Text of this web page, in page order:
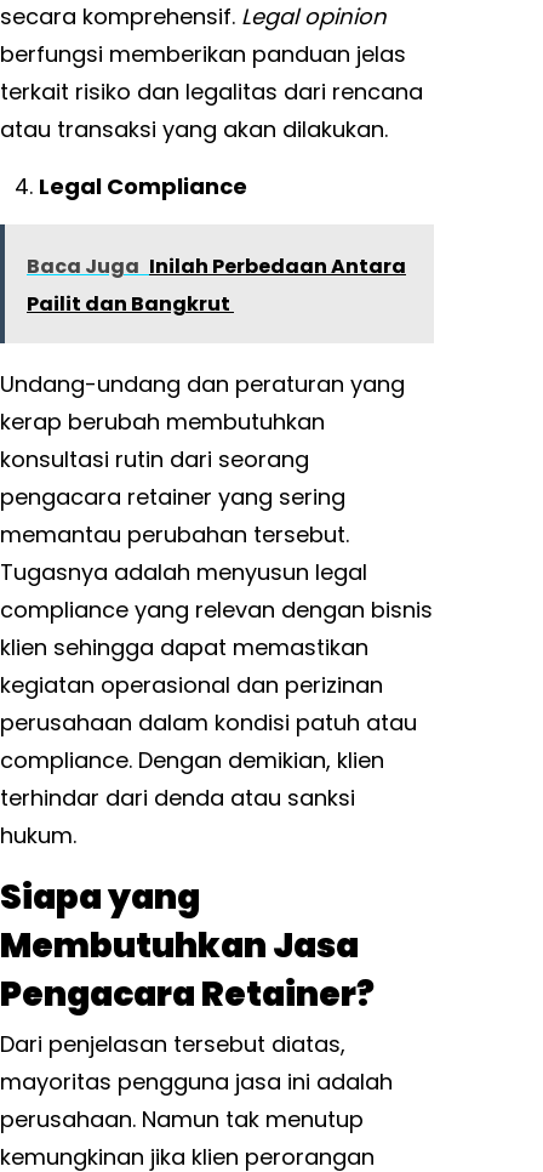
secara komprehensif. Legal opinion
berfungsi memberikan panduan jelas
terkait risiko dan legalitas dari rencana
atau transaksi yang akan dilakukan.
Legal Compliance
Baca Juga Inilah Perbedaan Antara
Pailit dan Bangkrut
Undang-undang dan peraturan yang
kerap berubah membutuhkan
konsultasi rutin dari seorang
pengacara retainer yang sering
memantau perubahan tersebut.
Tugasnya adalah menyusun legal
compliance yang relevan dengan bisnis
klien sehingga dapat memastikan
kegiatan operasional dan perizinan
perusahaan dalam kondisi patuh atau
compliance. Dengan demikian, klien
terhindar dari denda atau sanksi
hukum.
Siapa yang
Membutuhkan Jasa
Pengacara Retainer?
Dari penjelasan tersebut diatas,
mayoritas pengguna jasa ini adalah
perusahaan. Namun tak menutup
kemungkinan jika klien perorangan